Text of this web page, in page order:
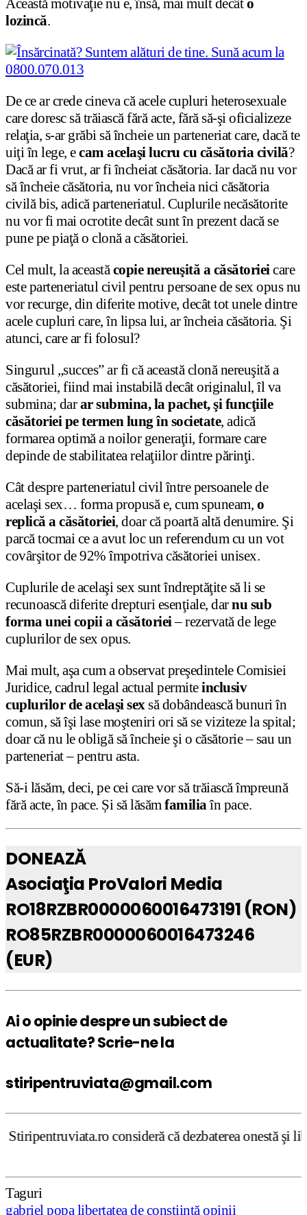
lozincă.
De ce ar crede cineva că acele cupluri heterosexuale
care doresc să trăiască fără acte, fără să-şi oficializeze
relaţia, s-ar grăbi să încheie un parteneriat care, dacă te
uiţi în lege, ecam acelaşi lucru cu căsătoria civilă?
Dacă ar fi vrut, ar fi încheiat căsătoria. Iar dacă nu vor
să încheie căsătoria, nu vor încheia nici căsătoria
civilă bis, adică parteneriatul. Cuplurile necăsătorite
nu vor fi mai ocrotite decât sunt în prezent dacă se
pune pe piaţă o clonă a căsătoriei.
Cel mult, la această copie nereuşită a căsătoriei care
este parteneriatul civil pentru persoane de sex opus nu
vor recurge, din diferite motive, decât tot unele dintre
acele cupluri care, în lipsa lui, ar încheia căsătoria. Şi
atunci, care ar fi folosul?
Singurul „succes” ar fi că această clonă nereuşită a
căsătoriei, fiind mai instabilă decât originalul, îl va
submina; darar submina, la pachet, şi funcţiile
căsătoriei pe termen lung în societate, adică
formarea optimă a noilor generaţii, formare care
depinde de stabilitatea relaţiilor dintre părinţi.
Cât despre parteneriatul civil între persoanele de
acelaşi sex… forma propusă e, cum spuneam, o
replică a căsătoriei, doar că poartă altă denumire. Şi
parcă tocmai ce a avut loc un referendum cu un vot
covârşitor de 92% împotriva căsătoriei unisex.
Cuplurile de acelaşi sex sunt îndreptăţite să li se
recunoască diferite drepturi esenţiale, darnu sub
forma unei copii a căsătoriei– rezervată de lege
cuplurilor de sex opus.
Mai mult, aşa cum a observat preşedintele Comisiei
Juridice, cadrul legal actual permiteinclusiv
cuplurilor de acelaşi sex să dobândească bunuri în
comun, să îşi lase moşteniri ori să se viziteze la spital;
doar că nu le obligă să încheie şi o căsătorie – sau un
parteneriat – pentru asta.
Să-i lăsăm, deci, pe cei care vor să trăiască împreună
fără acte, în pace. Și să lăsăm familiaîn pace.
DONEAZĂ
Asociaţia ProValori Media
RO18RZBR0000060016473191 (RON)
RO85RZBR0000060016473246
(EUR)
Ai o opinie despre un subiect de
actualitate? Scrie-ne la
stiripentruviata@gmail.com
consideră că dezbaterea onestă şi libertatea
Taguri
gabriel popa libertatea de conştiinţăopinii